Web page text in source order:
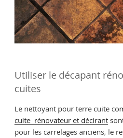
Utiliser le décapant
cuites
Le nettoyant pour terre cuite
cuite rénovateur et décirant
pour les carrelages anciens, le